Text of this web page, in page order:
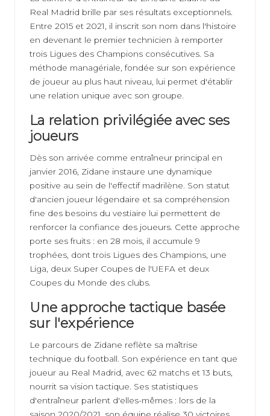
Real Madrid brille par ses résultats exceptionnels.
Entre 2015 et 2021, il inscrit son nom dans l'histoire
en devenant le premier technicien à remporter
trois Ligues des Champions consécutives. Sa
méthode managériale, fondée sur son expérience
de joueur au plus haut niveau, lui permet d'établir
une relation unique avec son groupe.
La relation privilégiée avec ses
joueurs
Dès son arrivée comme entraîneur principal en
janvier 2016, Zidane instaure une dynamique
positive au sein de l'effectif madrilène. Son statut
d'ancien joueur légendaire et sa compréhension
fine des besoins du vestiaire lui permettent de
renforcer la confiance des joueurs. Cette approche
porte ses fruits : en 28 mois, il accumule 9
trophées, dont trois Ligues des Champions, une
Liga, deux Super Coupes de l'UEFA et deux
Coupes du Monde des clubs.
Une approche tactique basée
sur l'expérience
Le parcours de Zidane reflète sa maîtrise
technique du football. Son expérience en tant que
joueur au Real Madrid, avec 62 matchs et 13 buts,
nourrit sa vision tactique. Ses statistiques
d'entraîneur parlent d'elles-mêmes : lors de la